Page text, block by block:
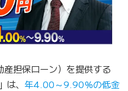
担保ローン）を提供する
、 年4.00～9.90％の低金